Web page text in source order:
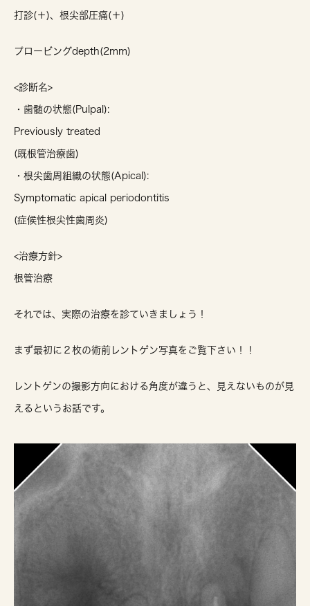
打診(＋)、根尖部圧痛(＋)
プロービングdepth(2mm)
<診断名>
・歯髄の状態(Pulpal):
Previously treated
(既根管治療歯)
・根尖歯周組織の状態(Apical):
Symptomatic apical periodontitis
(症候性根尖性歯周炎)
<治療方針>
根管治療
それでは、実際の治療を診ていきましょう！
まず最初に２枚の術前レントゲン写真をご覧下さい！！
レントゲンの撮影方向における角度が違うと、見えないものが見
えるというお話です。